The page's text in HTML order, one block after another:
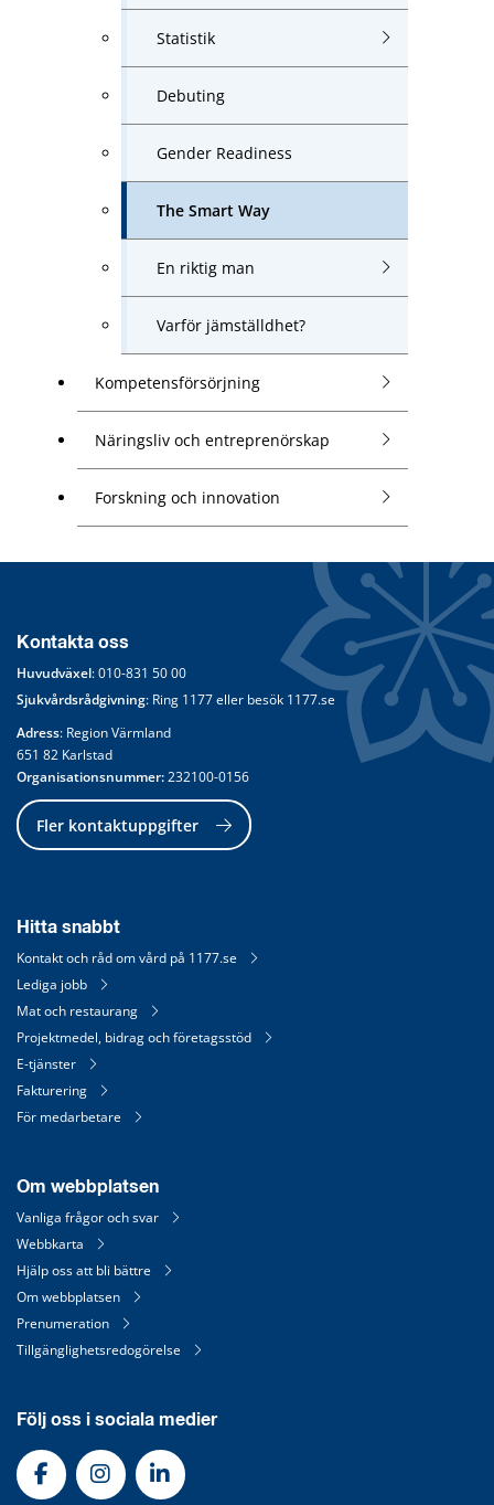
Statistik
Debuting
Gender Readiness
The Smart Way
En riktig man
Varför jämställdhet?
Kompetensförsörjning
Näringsliv och entreprenörskap
Forskning och innovation
Kontakta oss
Huvudväxel: 010-831 50 00
Sjukvårdsrådgivning: Ring 1177 eller besök 1177.se
Adress: Region Värmland
651 82 Karlstad
Organisationsnummer: 232100-0156
Fler kontaktuppgifter
Hitta snabbt
Kontakt och råd om vård på 1177.se
Lediga jobb
Mat och restaurang
Projektmedel, bidrag och företagsstöd
E-tjänster
Fakturering
För medarbetare
Om webbplatsen
Vanliga frågor och svar
Webbkarta
Hjälp oss att bli bättre
Om webbplatsen
Prenumeration
Tillgänglighetsredogörelse
Följ oss i sociala medier